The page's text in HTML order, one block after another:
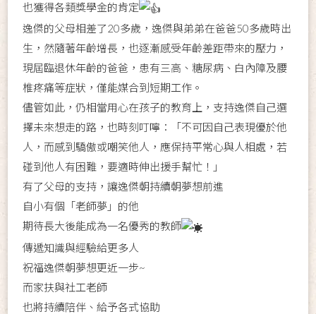
也獲得各類獎學金的肯定
逸傑的父母相差了20多歲，逸傑與弟弟在爸爸50多歲時出
生，然隨著年齡增長，也逐漸感受年齡差距帶來的壓力，
現屆臨退休年齡的爸爸，患有三高、糖尿病、白內障及腰
椎疼痛等症狀，僅能媒合到短期工作。
儘管如此，仍相當用心在孩子的教育上，支持逸傑自己選
擇未來想走的路，也時刻叮嚀：「不可因自己表現優於他
人，而感到驕傲或嘲笑他人，應保持平常心與人相處，若
碰到他人有困難，要適時伸出援手幫忙！」
有了父母的支持，讓逸傑朝持續朝夢想前進
自小有個「老師夢」的他
期待長大後能成為一名優秀的教師
傳遞知識與經驗給更多人
祝福逸傑朝夢想更近一步~
而家扶與社工老師
也將持續陪伴、給予各式協助